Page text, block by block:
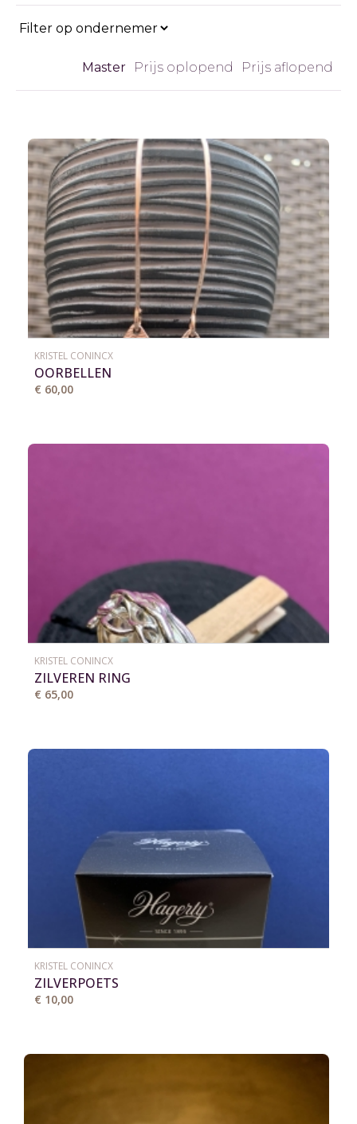
Master Prijs oplopend Prijs aflopend
KRISTEL CONINCX
OORBELLEN
€ 60,00
KRISTEL CONINCX
ZILVEREN RING
€ 65,00
KRISTEL CONINCX
ZILVERPOETS
€ 10,00